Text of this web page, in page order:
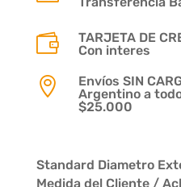

TARJETA DE
Con interes

Envíos SIN
Argentino a
$25.000
Standard Diametro
Medida del Cliente /